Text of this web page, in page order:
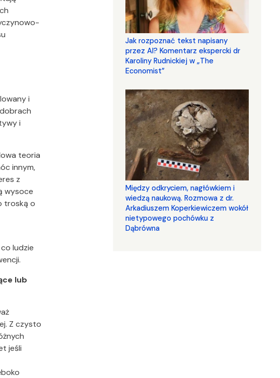
i
i
teoria
innym,
z
wysoce
troską o
ludzie
lub
Z czysto
jeśli
Jak rozpoznać tekst napisany
przez AI? Komentarz ekspercki dr
Karoliny Rudnickiej w „The
Economist”
Między odkryciem, nagłówkiem i
wiedzą naukową. Rozmowa z dr.
Arkadiuszem Koperkiewiczem wokół
nietypowego pochówku z
Dąbrówna